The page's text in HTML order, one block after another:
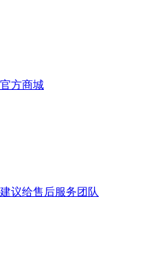
方商城
议给售后服务团队